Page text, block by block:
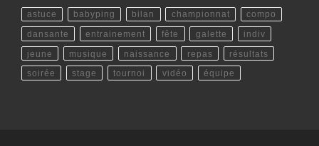
astuce babyping bilan championnat compo
dansante entrainement fête galette indiv
jeune musique naissance repas résultats
soirée stage tournoi vidéo équipe